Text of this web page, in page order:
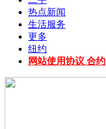
热点新闻
生活服务
更多
纽约
网站使用协议 合约